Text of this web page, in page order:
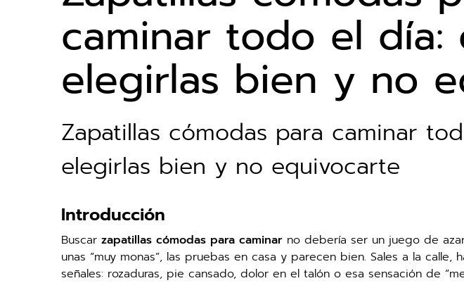
caminar todo el día:
elegirlas bien y no
Zapatillas cómodas para caminar
elegirlas bien y no equivocarte
Introducción
Buscar zapatillas cómodas para caminar no debería ser un juego de
unas “muy monas”, las pruebas en casa y parecen bien. Sales a la calle,
señales: rozaduras, pie cansado, dolor en el talón o esa sensación de